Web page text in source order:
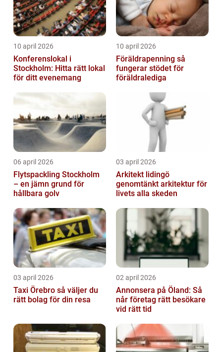
10 april 2026
Konferenslokal i
Stockholm: Hitta rätt lokal
för ditt evenemang
10 april 2026
Föräldrapenning så
fungerar stödet för
föräldralediga
06 april 2026
Flytspackling Stockholm
– en jämn grund för
hållbara golv
03 april 2026
Arkitekt lidingö
genomtänkt arkitektur för
livets alla skeden
03 april 2026
Taxi Örebro så väljer du
rätt bolag för din resa
02 april 2026
Annonsera på Öland: Så
når företag rätt besökare
vid rätt tid